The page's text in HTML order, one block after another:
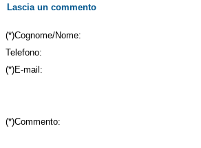
Lascia un commento
(*)Cognome/Nome:
Telefono:
(*)E-mail:
(*)Commento: